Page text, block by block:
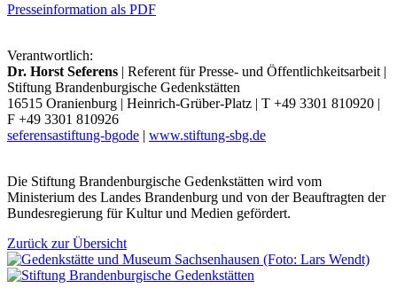
Presseinformation als PDF
Verantwortlich:
Dr. Horst Seferens | Referent für Presse- und Öffentlichkeitsarbeit |
Stiftung Brandenburgische Gedenkstätten
16515 Oranienburg | Heinrich-Grüber-Platz | T +49 3301 810920 |
F +49 3301 810926
seferensastiftung-bgode | www.stiftung-sbg.de
Die Stiftung Brandenburgische Gedenkstätten wird vom
Ministerium des Landes Brandenburg und von der Beauftragten der
Bundesregierung für Kultur und Medien gefördert.
Zurück zur Übersicht